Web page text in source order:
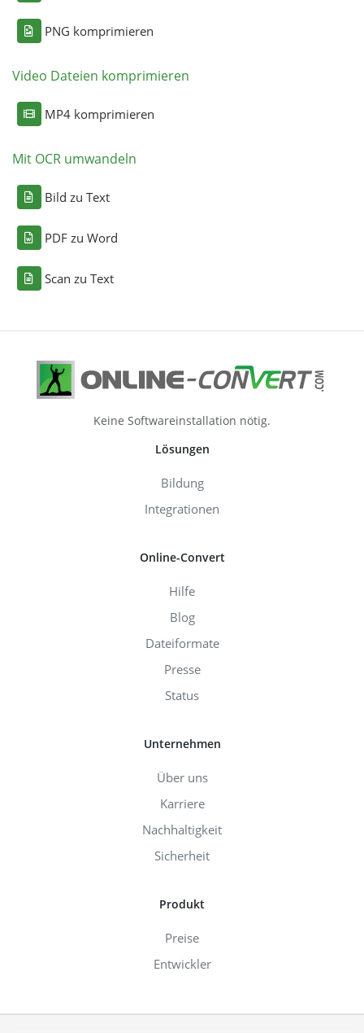
PNG komprimieren
Video Dateien komprimieren
MP4 komprimieren
Mit OCR umwandeln
Bild zu Text
PDF zu Word
Scan zu Text
Keine Softwareinstallation nötig.
Lösungen
Bildung
Integrationen
Online-Convert
Hilfe
Blog
Dateiformate
Presse
Status
Unternehmen
Über uns
Karriere
Nachhaltigkeit
Sicherheit
Produkt
Preise
Entwickler